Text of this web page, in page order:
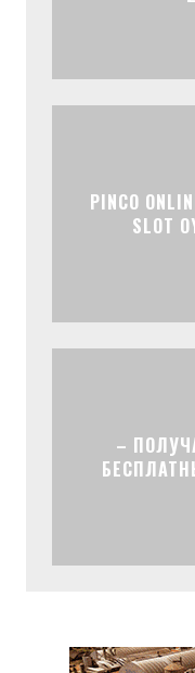
PINCO
SLOT
–